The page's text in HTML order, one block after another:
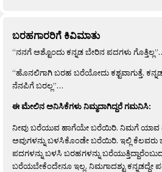
ಬರಹಗಾರರಿಗೆ ಕಿವಿಮಾತು
“ನನಗೆ ಅಶ್ಟೊಂದು ಕನ್ನಡ ಬೇರಿನ ಪದಗಳು
“ಹೊನಲಿಗಾಗಿ ಬರಹ ಬರೆಯೋದು ಕಶ್ಟವಾಗುತ್ತೆ.
ನೆನಪಿಗೆ ಬರಲ್ಲ”…
ಈ ಮೇಲಿನ ಅನಿಸಿಕೆಗಳು ನಿಮ್ಮದಾಗಿದ್ದರೆ ಗಮನಿಸಿ:
ನೀವು ಬರೆಯುವ ಹಾಗೆಯೇ ಬರೆಯಿರಿ. ನಿಮಗೆ ಯಾವ
ಅವುಗಳನ್ನು ಬಳಸಿಕೊಂಡೇ ಬರೆಯಿರಿ. ಇಲ್ಲಿ ಕೆಲವರು
ಪದಗಳನ್ನು ಬಳಸಿ ಬರಹಗಳನ್ನು
ಬರೆಯಬೇಕೆಂದೇನೂ ಇಲ್ಲ. ನಿಮಗಾದಶ್ಟು ಕನ್ನಡದ್ದೇ